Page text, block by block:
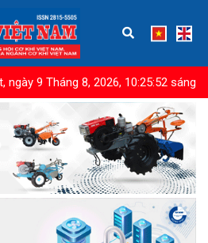
ngày 9 Tháng 8, 2026, 10:25:54 sáng